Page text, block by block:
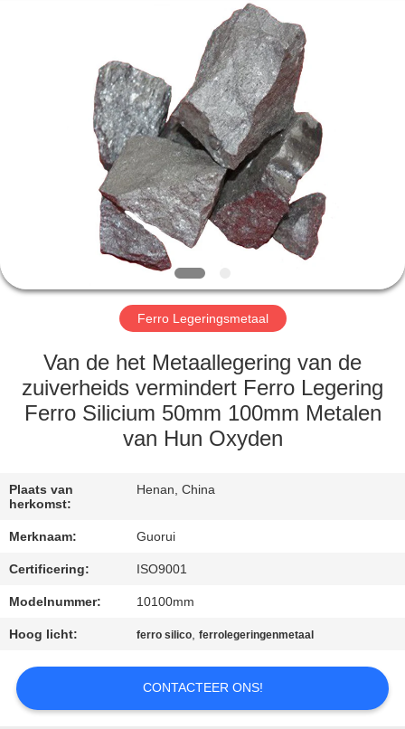
PRODUCTEN
ONGEVEER
FABRIEKSREIS
KWALITEITSCONTROLE
CONTACTEER
NIEUWS
OM
EEN
CITAAT
SITEMAP
Ferro Legeringsmetaal
Van de het Metaallegering van de
zuiverheids vermindert Ferro Legering
Ferro Silicium 50mm 100mm Metalen
van Hun Oxyden
Plaats van
herkomst:
Henan, China
Merknaam: Guorui
Certificering: ISO9001
Modelnummer: 10100mm
Hoog licht: ferro silico,ferrolegeringenmetaal
CONTACTEER ONS!